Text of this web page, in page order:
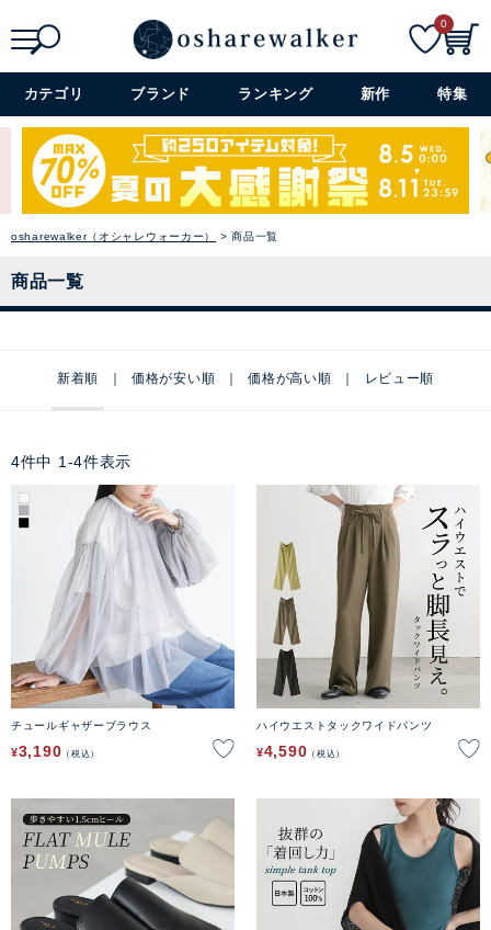
詳細検索+
0
カテゴリ ブランド ランキング 新作 特集
osharewalker（オシャレウォーカー） 商品一覧
商品一覧
新着順 価格が安い順 価格が高い順 レビュー順
4件中 1 -4件表示
チュールギャザーブラウス
¥3,190 税込
ハイウエストタックワイドパンツ
¥4,590 税込